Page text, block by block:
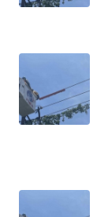
WN
WN